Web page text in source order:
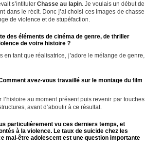
s’intitulerChasse au lapin. Je voulais un début de
dans le récit. Donc j’ai choisi ces images de chasse
de violence et de stupéfaction.
des éléments de cinéma de genre, de thriller
de votre histoire ?
en tant que réalisatrice, j’adore le mélange de genre,
avez-vous travaillé sur le montage du film
au moment présent puis revenir par touches
avant d’aboutir à ce résultat.
particulièrement vu ces derniers temps, et
à la violence. Le taux de suicide chez les
mal-être adolescent est une question importante